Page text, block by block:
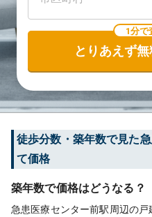
1分で
とりあえず
徒歩分数・築年数で見た
て価格
築年数で価格はどうなる？
急患医療センター前駅周辺の戸